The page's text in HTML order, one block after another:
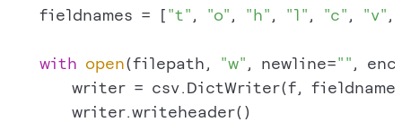
    fieldnames = [
"t", "o", "h", "l", "c", "v",
with open(filepath, "w", newline="",
writer = csv.DictWriter(f,
        writer.writeheader()